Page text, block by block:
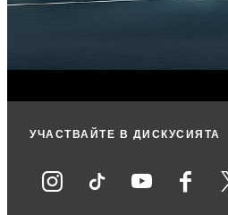
УЧАСТВАЙТЕ В ДИСКУСИЯТА